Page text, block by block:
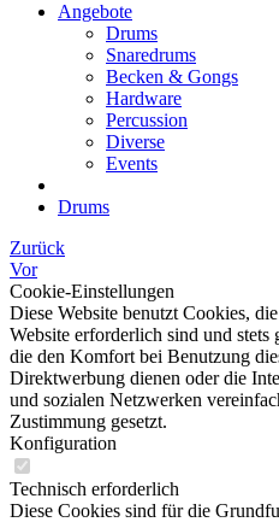
Angebote
Drums
Snaredrums
Becken & Gongs
Hardware
Percussion
Diverse
Events
Drums
Zurück
Vor
Cookie-Einstellungen
Diese Website benutzt Cookies,
Website erforderlich sind und stets
die den Komfort bei Benutzung
Direktwerbung dienen oder die
und sozialen Netzwerken
Zustimmung gesetzt.
Konfiguration
Technisch erforderlich
Diese Cookies sind für die